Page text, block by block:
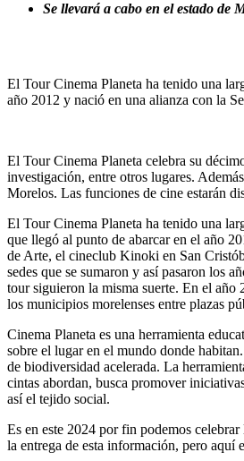
Se llevará a cabo en el estado de
El Tour Cinema Planeta ha tenido una
año 2012 y nació en una alianza con la
El Tour Cinema Planeta celebra su
investigación, entre otros lugares.
Morelos. Las funciones de cine estarán
El Tour Cinema Planeta ha tenido una
que llegó al punto de abarcar en el año
de Arte, el cineclub Kinoki en San
sedes que se sumaron y así pasaron los
tour siguieron la misma suerte. En el
los municipios morelenses entre plazas
Cinema Planeta es una herramienta
sobre el lugar en el mundo donde
de biodiversidad acelerada. La
cintas abordan, busca promover
así el tejido social.
Es en este 2024 por fin podemos
la entrega de esta información, pero aquí